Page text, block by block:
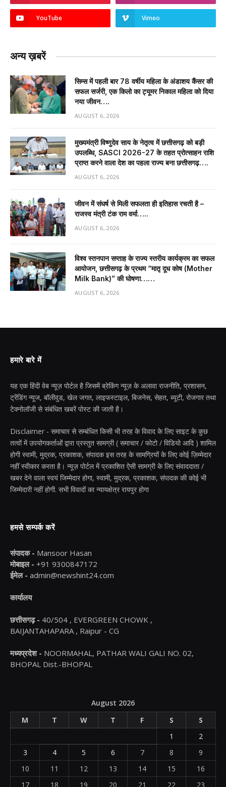
YouTube Vimeo
अन्य ख़बरें
सिम्स में पहली बार 78 वर्षीय महिला के अंडाशय कैंसर की
सफल सर्जरी, एक किलो का ट्यूमर निकाल महिला को दिया
नया जीवन….
AUGUST 6, 2026
मुख्यमंत्री विष्णुदेव साय के नेतृत्व में छत्तीसगढ़ को बड़ी
उपलब्धि, SASCI 2026-27 के तहत प्रोत्साहन राशि
प्राप्त करने वाला देश का पहला राज्य बना छत्तीसगढ़….
AUGUST 6, 2026
जीवन में संघर्ष से मिली सफलता ही इतिहास रचती है –
राजस्व मंत्री टंक राम वर्मा…..
AUGUST 6, 2026
विश्व स्तनपान सप्ताह के राज्य स्तरीय कार्यक्रम का सफल
आयोजन, छत्तीसगढ़ के प्रथम “मातृ दूध कोष (Mother
Milk Bank)” की घोषणा……
AUGUST 6, 2026
हमारे बारे में
यह एक हिंदी वेब न्यूज़ पोर्टल है जिसमें ब्रेकिंग न्यूज़ के अलावा राजनीति, प्रशासन,
ट्रेंडिंग न्यूज, बॉलीवुड, खेल जगत, लाइफस्टाइल, बिजनेस, सेहत, ब्यूटी, रोजगार तथा
टेक्नोलॉजी से संबंधित खबरें पोस्ट की जाती है।
Disclaimer - समाचार से सम्बंधित किसी भी तरह के विवाद के लिए साइट के कुछ
तत्वों में उपयोगकर्ताओं द्वारा प्रस्तुत सामग्री ( समाचार / फोटो / विडियो आदि ) शामिल
होगी स्वामी, मुद्रक, प्रकाशक, संपादक इस तरह के सामग्रियों के लिए कोई ज़िम्मेदार
नहीं स्वीकार करता है। न्यूज़ पोर्टल में प्रकाशित ऐसी सामग्री के लिए संवाददाता /
खबर देने वाला स्वयं जिम्मेदार होगा, स्वामी, मुद्रक, प्रकाशक, संपादक की कोई भी
जिम्मेदारी नहीं होगी. सभी विवादों का न्यायक्षेत्र रायपुर होगा
हमसे सम्पर्क करें
संपादक - Mansoor Hasan
मोबाइल - +91 9300847172
ईमेल - admin@newshint24.com
कार्यालय
छत्तीसगढ़ - 40/504 , EVERGREEN CHOWK ,
BAIJANTAHAPARA , Raipur - CG
मध्यप्रदेश - NOORMAHAL, PATHAR WALI GALI NO. 02,
BHOPAL Dist.-BHOPAL
August 2026
M
T W T F S
S
1
2
3
4 5 6 7 8
9
10
11 12 13 14 15
16
17
18 19 20 21 22 23